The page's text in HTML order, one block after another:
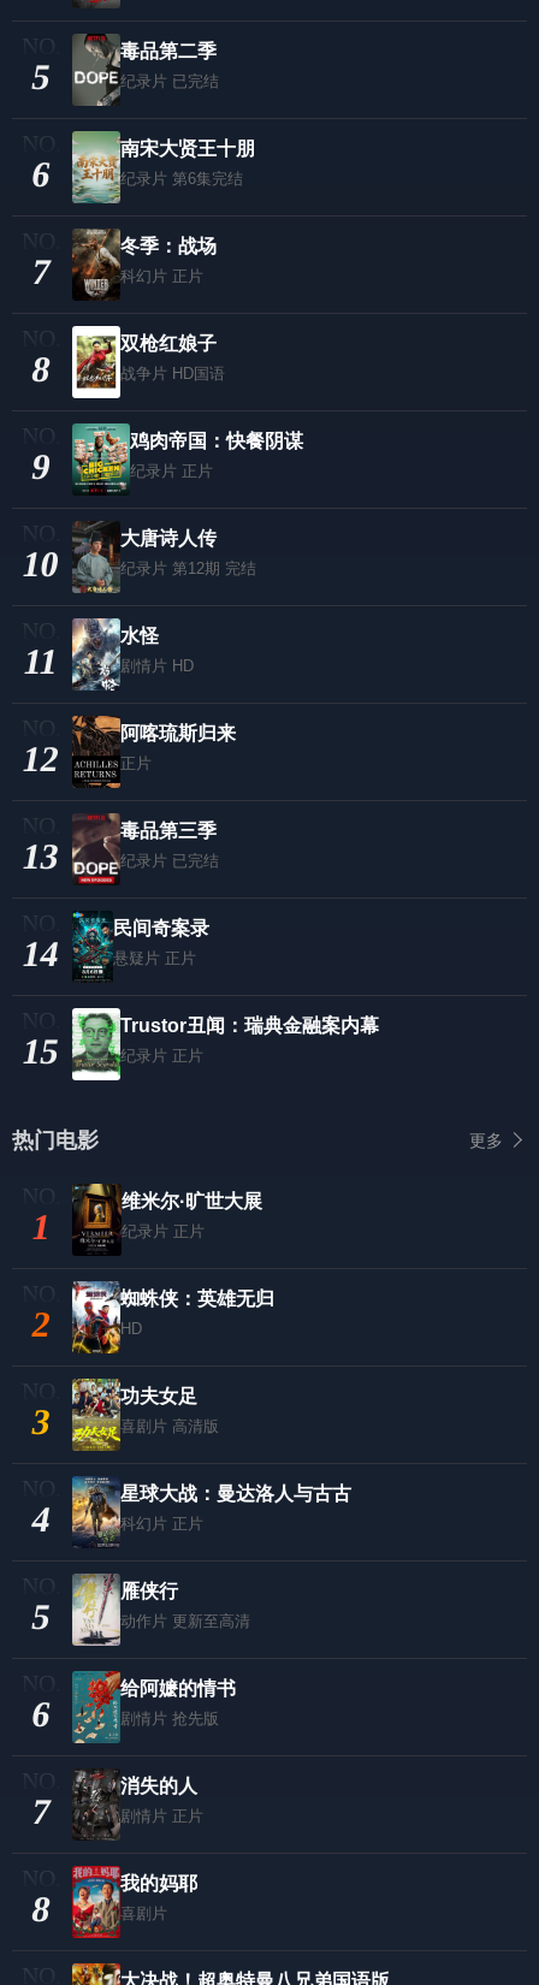
5
毒品第二季
纪录片 已完结
6
南宋大贤王十朋
纪录片 第6集完结
7
冬季：战场
科幻片 正片
8
双枪红娘子
战争片 HD国语
9
鸡肉帝国：快餐阴谋
纪录片 正片
10
大唐诗人传
纪录片 第12期 完结
11
水怪
剧情片 HD
12
阿喀琉斯归来
正片
13
毒品第三季
纪录片 已完结
14
民间奇案录
悬疑片 正片
15
Trustor丑闻：瑞典金融案内幕
纪录片 正片
热门电影 更多
1
维米尔·旷世大展
纪录片 正片
2
蜘蛛侠：英雄无归
HD
3
功夫女足
喜剧片 高清版
4
星球大战：曼达洛人与古古
科幻片 正片
5
雁侠行
动作片 更新至高清
6
给阿嬷的情书
剧情片 抢先版
7
消失的人
剧情片 正片
8
我的妈耶
喜剧片
大决战！超奥特曼八兄弟国语版